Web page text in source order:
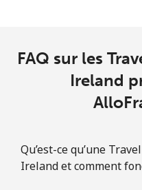
FAQ sur les
Ireland
Qu’est-ce qu’une
Ireland et comment